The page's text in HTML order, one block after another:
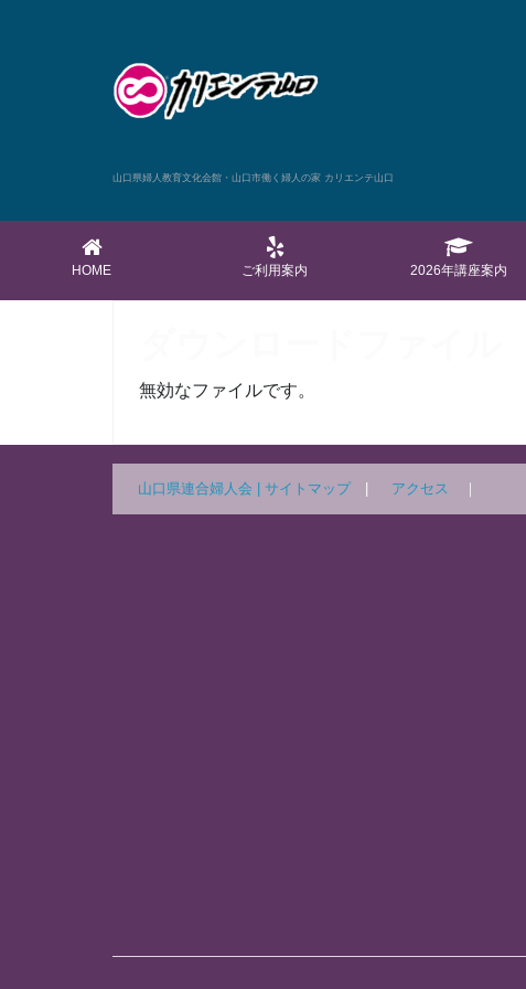
山口県婦人教育文化会館・山口市働く婦人の家 カリエンテ山口
HOME ご利用案内 2026年講座案内
無効なファイルです。
山口県連合婦人会 | サイトマップ| アクセス